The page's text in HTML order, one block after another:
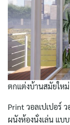
ตกแต่งบ้านสมัยใหม่
Print วอลเปเปอร์
ผนังห้องนั่งเล่น แบ